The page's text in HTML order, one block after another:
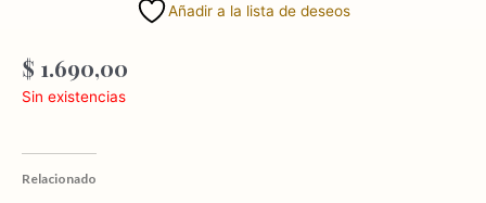
Añadir a la lista de deseos
$ 1.690,00
Sin existencias
Relacionado